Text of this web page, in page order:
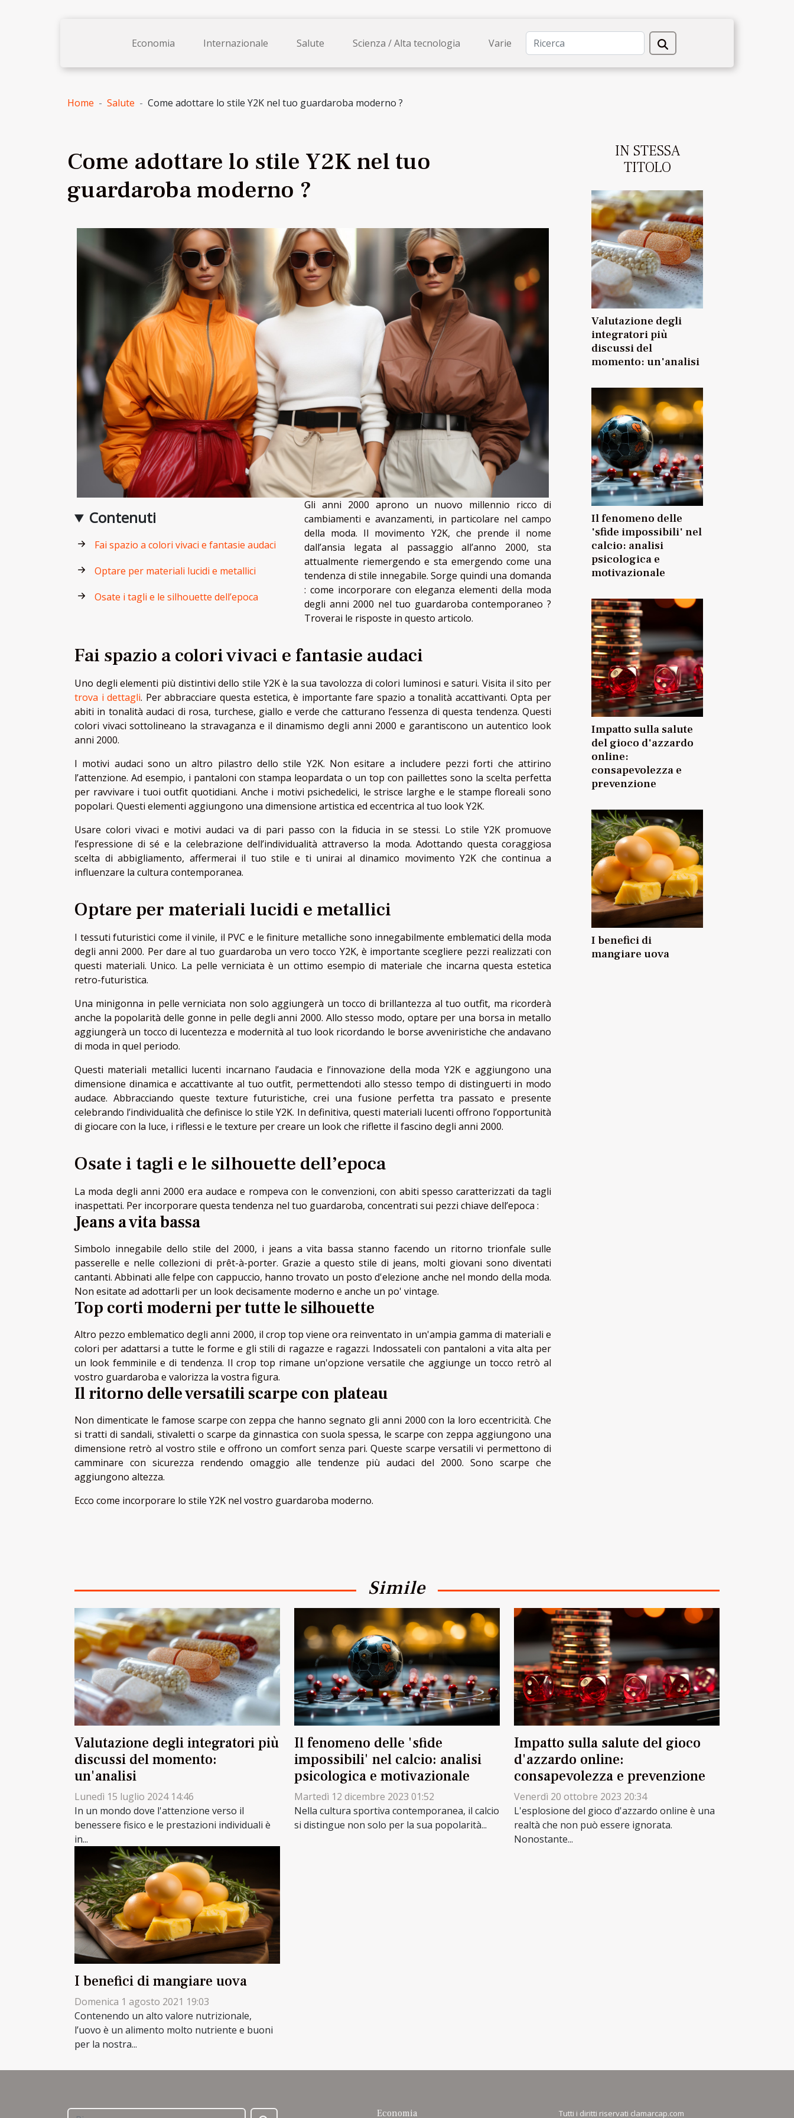
Economia Internazionale Salute Scienza / Alta tecnologia Varie
Home Salute Come adottare lo stile Y2K nel tuo guardaroba moderno ?
Come adottare lo stile Y2K nel tuo
guardaroba moderno ?
Contenuti
Fai spazio a colori vivaci e fantasie audaci
Optare per materiali lucidi e metallici
Osate i tagli e le silhouette dell’epoca
Gli anni 2000 aprono un nuovo millennio ricco di
cambiamenti e avanzamenti, in particolare nel campo
della moda. Il movimento Y2K, che prende il nome
dall’ansia legata al passaggio all’anno 2000, sta
attualmente riemergendo e sta emergendo come una
tendenza di stile innegabile. Sorge quindi una domanda
: come incorporare con eleganza elementi della moda
degli anni 2000 nel tuo guardaroba contemporaneo ?
Troverai le risposte in questo articolo.
Fai spazio a colori vivaci e fantasie audaci
Uno degli elementi più distintivi dello stile Y2K è la sua tavolozza di colori luminosi e saturi. Visita il sito per
trova i dettagli. Per abbracciare questa estetica, è importante fare spazio a tonalità accattivanti. Opta per
abiti in tonalità audaci di rosa, turchese, giallo e verde che catturano l’essenza di questa tendenza. Questi
colori vivaci sottolineano la stravaganza e il dinamismo degli anni 2000 e garantiscono un autentico look
anni 2000.
I motivi audaci sono un altro pilastro dello stile Y2K. Non esitare a includere pezzi forti che attirino
l’attenzione. Ad esempio, i pantaloni con stampa leopardata o un top con paillettes sono la scelta perfetta
per ravvivare i tuoi outfit quotidiani. Anche i motivi psichedelici, le strisce larghe e le stampe floreali sono
popolari. Questi elementi aggiungono una dimensione artistica ed eccentrica al tuo look Y2K.
Usare colori vivaci e motivi audaci va di pari passo con la fiducia in se stessi. Lo stile Y2K promuove
l’espressione di sé e la celebrazione dell’individualità attraverso la moda. Adottando questa coraggiosa
scelta di abbigliamento, affermerai il tuo stile e ti unirai al dinamico movimento Y2K che continua a
influenzare la cultura contemporanea.
Optare per materiali lucidi e metallici
I tessuti futuristici come il vinile, il PVC e le finiture metalliche sono innegabilmente emblematici della moda
degli anni 2000. Per dare al tuo guardaroba un vero tocco Y2K, è importante scegliere pezzi realizzati con
questi materiali. Unico. La pelle verniciata è un ottimo esempio di materiale che incarna questa estetica
retro-futuristica.
Una minigonna in pelle verniciata non solo aggiungerà un tocco di brillantezza al tuo outfit, ma ricorderà
anche la popolarità delle gonne in pelle degli anni 2000. Allo stesso modo, optare per una borsa in metallo
aggiungerà un tocco di lucentezza e modernità al tuo look ricordando le borse avveniristiche che andavano
di moda in quel periodo.
Questi materiali metallici lucenti incarnano l’audacia e l’innovazione della moda Y2K e aggiungono una
dimensione dinamica e accattivante al tuo outfit, permettendoti allo stesso tempo di distinguerti in modo
audace. Abbracciando queste texture futuristiche, crei una fusione perfetta tra passato e presente
celebrando l’individualità che definisce lo stile Y2K. In definitiva, questi materiali lucenti offrono l’opportunità
di giocare con la luce, i riflessi e le texture per creare un look che riflette il fascino degli anni 2000.
Osate i tagli e le silhouette dell’epoca
La moda degli anni 2000 era audace e rompeva con le convenzioni, con abiti spesso caratterizzati da tagli
inaspettati. Per incorporare questa tendenza nel tuo guardaroba, concentrati sui pezzi chiave dell’epoca :
Jeans a vita bassa
Simbolo innegabile dello stile del 2000, i jeans a vita bassa stanno facendo un ritorno trionfale sulle
passerelle e nelle collezioni di prêt-à-porter. Grazie a questo stile di jeans, molti giovani sono diventati
cantanti. Abbinati alle felpe con cappuccio, hanno trovato un posto d'elezione anche nel mondo della moda.
Non esitate ad adottarli per un look decisamente moderno e anche un po' vintage.
Top corti moderni per tutte le silhouette
Altro pezzo emblematico degli anni 2000, il crop top viene ora reinventato in un'ampia gamma di materiali e
colori per adattarsi a tutte le forme e gli stili di ragazze e ragazzi. Indossateli con pantaloni a vita alta per
un look femminile e di tendenza. Il crop top rimane un'opzione versatile che aggiunge un tocco retrò al
vostro guardaroba e valorizza la vostra figura.
Il ritorno delle versatili scarpe con plateau
Non dimenticate le famose scarpe con zeppa che hanno segnato gli anni 2000 con la loro eccentricità. Che
si tratti di sandali, stivaletti o scarpe da ginnastica con suola spessa, le scarpe con zeppa aggiungono una
dimensione retrò al vostro stile e offrono un comfort senza pari. Queste scarpe versatili vi permettono di
camminare con sicurezza rendendo omaggio alle tendenze più audaci del 2000. Sono scarpe che
aggiungono altezza.
Ecco come incorporare lo stile Y2K nel vostro guardaroba moderno.
IN STESSA
TITOLO
Valutazione degli
integratori più
discussi del
momento: un'analisi
Il fenomeno delle
'sfide impossibili' nel
calcio: analisi
psicologica e
motivazionale
Impatto sulla salute
del gioco d'azzardo
online:
consapevolezza e
prevenzione
I benefici di
mangiare uova
Simile
Valutazione degli integratori più
discussi del momento:
un'analisi
Lunedì 15 luglio 2024 14:46
In un mondo dove l'attenzione verso il
benessere fisico e le prestazioni individuali è
in...
Il fenomeno delle 'sfide
impossibili' nel calcio: analisi
psicologica e motivazionale
Martedì 12 dicembre 2023 01:52
Nella cultura sportiva contemporanea, il calcio
si distingue non solo per la sua popolarità...
Impatto sulla salute del gioco
d'azzardo online:
consapevolezza e prevenzione
Venerdì 20 ottobre 2023 20:34
L'esplosione del gioco d'azzardo online è una
realtà che non può essere ignorata.
Nonostante...
I benefici di mangiare uova
Domenica 1 agosto 2021 19:03
Contenendo un alto valore nutrizionale,
l’uovo è un alimento molto nutriente e buoni
per la nostra...
Economia Tutti i diritti riservati clamarcap.com